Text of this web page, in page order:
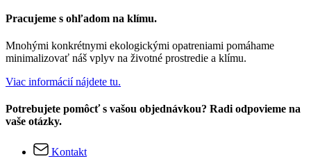
Pracujeme s ohľadom na klímu.
Mnohými konkrétnymi ekologickými opatreniami pomáhame
minimalizovať náš vplyv na životné prostredie a klímu.
Viac informácií nájdete tu.
Potrebujete pomôcť s vašou objednávkou? Radi odpovieme na
vaše otázky.
Kontakt